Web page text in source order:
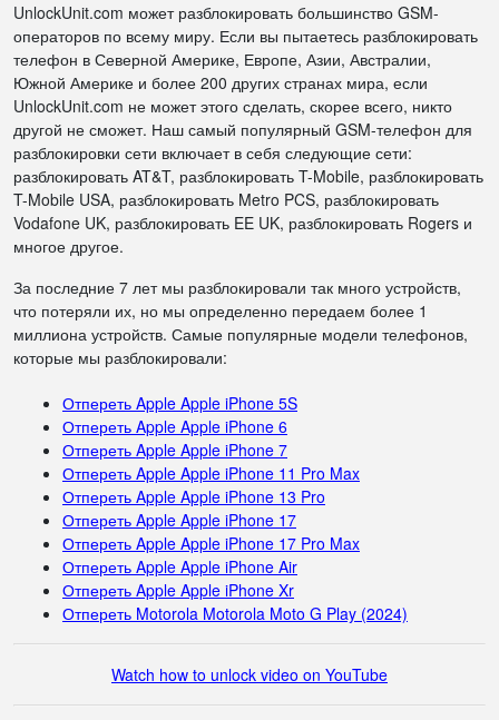
UnlockUnit.com может разблокировать большинство GSM-
операторов по всему миру. Если вы пытаетесь разблокировать
телефон в Северной Америке, Европе, Азии, Австралии,
Южной Америке и более 200 других странах мира, если
UnlockUnit.com не может этого сделать, скорее всего, никто
другой не сможет. Наш самый популярный GSM-телефон для
разблокировки сети включает в себя следующие сети:
разблокировать AT&T, разблокировать T-Mobile, разблокировать
T-Mobile USA, разблокировать Metro PCS, разблокировать
Vodafone UK, разблокировать EE UK, разблокировать Rogers и
многое другое.
За последние 7 лет мы разблокировали так много устройств,
что потеряли их, но мы определенно передаем более 1
миллиона устройств. Самые популярные модели телефонов,
которые мы разблокировали:
Отпереть Apple Apple iPhone 5S
Отпереть Apple Apple iPhone 6
Отпереть Apple Apple iPhone 7
Отпереть Apple Apple iPhone 11 Pro Max
Отпереть Apple Apple iPhone 13 Pro
Отпереть Apple Apple iPhone 17
Отпереть Apple Apple iPhone 17 Pro Max
Отпереть Apple Apple iPhone Air
Отпереть Apple Apple iPhone Xr
Отпереть Motorola Motorola Moto G Play (2024)
Watch how to unlock video on YouTube